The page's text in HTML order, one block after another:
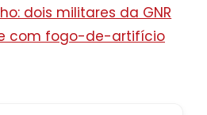
dois militares da GNR
com fogo-de-artifício